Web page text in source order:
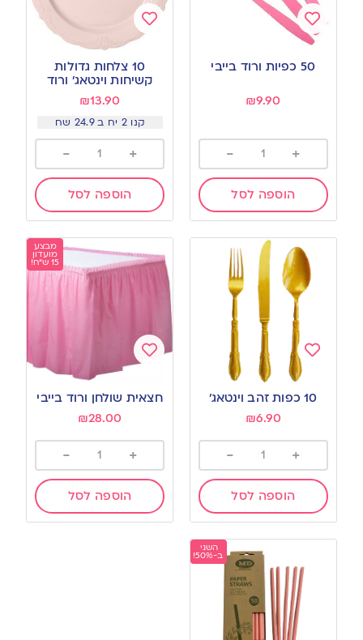
Add
to
wishlist
50 כפיות ורוד בייבי
₪9.90
+
-
הוספה לסל
Add
to
wishlist
10 צלחות גדולות
קשיחות וינטאג׳ ורוד
₪13.90
קנו 2 יח ב 24.9 שח
+
-
הוספה לסל
Add
to
10 כפות זהב וינטאג’
₪6.90
+
-
הוספה לסל
מבצע
מועדון
15 ש"ח!
to
חצאית שולחן ורוד בייבי
₪28.00
+
-
הוספה לסל
השני
ב-50%!